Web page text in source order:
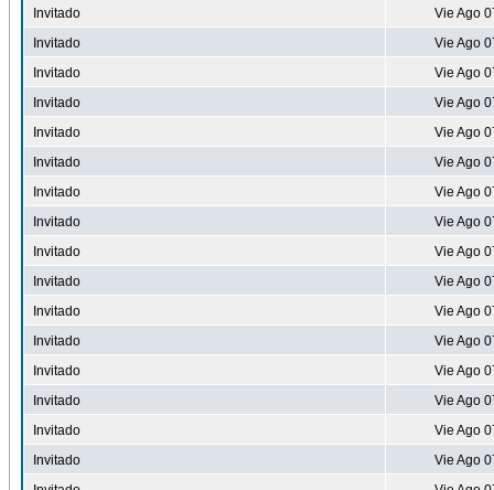
Invitado
Vie Ago
Invitado
Vie Ago
Invitado
Vie Ago
Invitado
Vie Ago
Invitado
Vie Ago
Invitado
Vie Ago
Invitado
Vie Ago
Invitado
Vie Ago
Invitado
Vie Ago
Invitado
Vie Ago
Invitado
Vie Ago
Invitado
Vie Ago
Invitado
Vie Ago
Invitado
Vie Ago
Invitado
Vie Ago
Invitado
Vie Ago